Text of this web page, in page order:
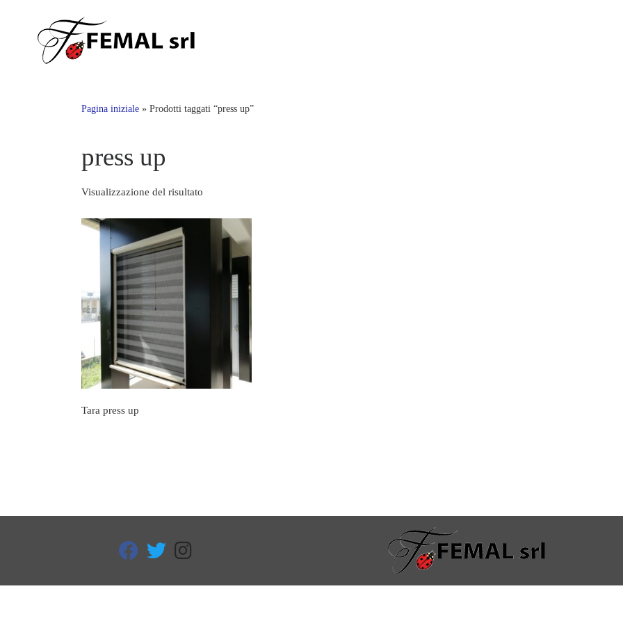
Pagina iniziale » Prodotti taggati “press up”
press up
Visualizzazione del risultato
Tara press up
fab fa-facebook
fab fa-twitter